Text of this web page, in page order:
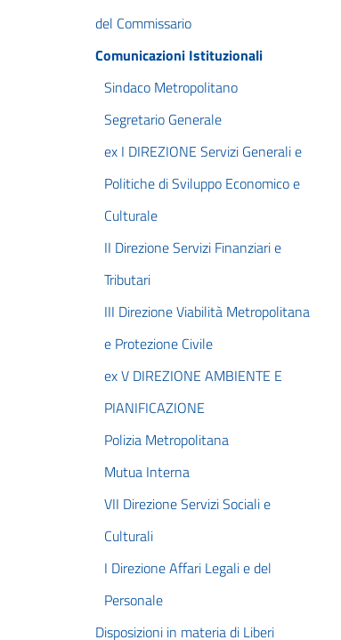
del Commissario
Comunicazioni Istituzionali
Sindaco Metropolitano
Segretario Generale
ex I DIREZIONE Servizi Generali e
Politiche di Sviluppo Economico e
Culturale
II Direzione Servizi Finanziari e
Tributari
III Direzione Viabilità Metropolitana
e Protezione Civile
ex V DIREZIONE AMBIENTE E
PIANIFICAZIONE
Polizia Metropolitana
Mutua Interna
VII Direzione Servizi Sociali e
Culturali
I Direzione Affari Legali e del
Personale
Disposizioni in materia di Liberi